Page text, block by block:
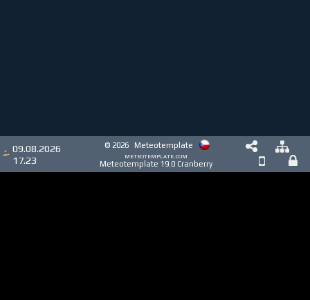
09.08.2026
17.23
© 2026
Meteotemplate
meteotemplate.com
Meteotemplate 19.0 Cranberry